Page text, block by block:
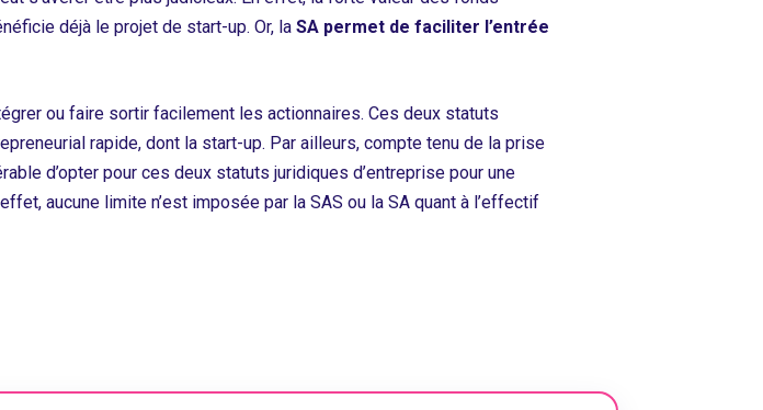
déjà le projet de start-up. Or, la SA permet de faciliter l’entrée
ou faire sortir facilement les actionnaires. Ces deux statuts
rapide, dont la start-up. Par ailleurs, compte tenu de la prise
d’opter pour ces deux statuts juridiques d’entreprise pour une
aucune limite n’est imposée par la SAS ou la SA quant à l’effectif